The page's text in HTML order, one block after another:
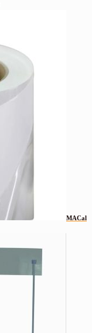
MACal